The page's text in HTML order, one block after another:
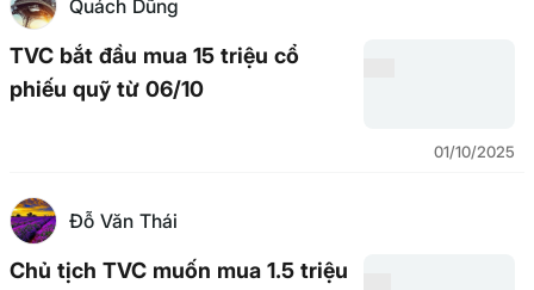
Quách Dũng
TVC bắt đầu mua 15 triệu cổ
phiếu quỹ từ 06/10
01/10/2025
Đỗ Văn Thái
Chủ tịch TVC muốn mua 1.5 triệu